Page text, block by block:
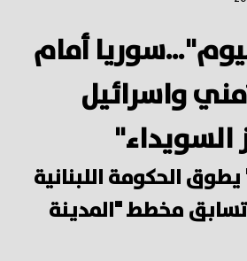
أمام
واسرائيل
الحكومة اللبنانية
مخطط "المدينة